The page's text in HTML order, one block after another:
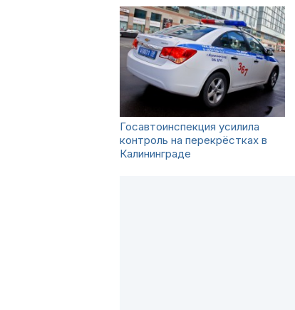
Госавтоинспекция усилила
контроль на перекрёстках в
Калининграде